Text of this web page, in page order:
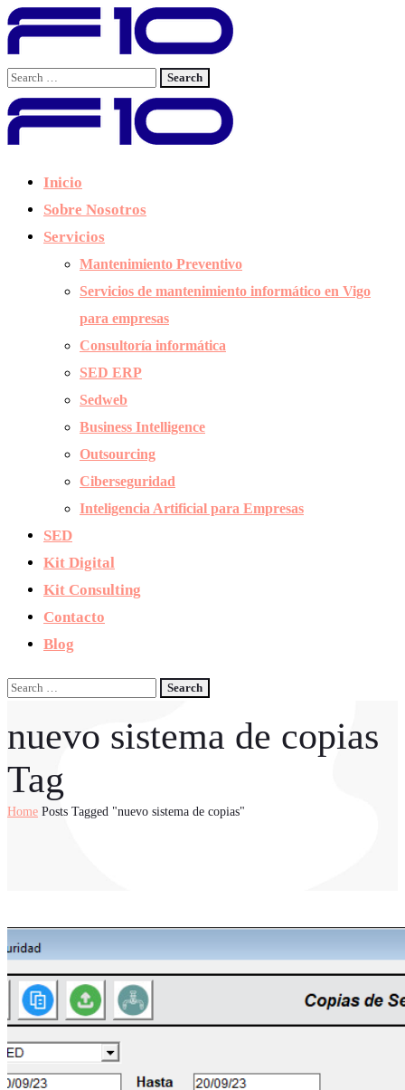
Inicio
Sobre Nosotros
Servicios
Mantenimiento Preventivo
Servicios de mantenimiento informático en Vigo
para empresas
Consultoría informática
SED ERP
Sedweb
Business Intelligence
Outsourcing
Ciberseguridad
Inteligencia Artificial para Empresas
SED
Kit Digital
Kit Consulting
Contacto
Blog
nuevo sistema de copias
Tag
Home Posts Tagged "nuevo sistema de copias"